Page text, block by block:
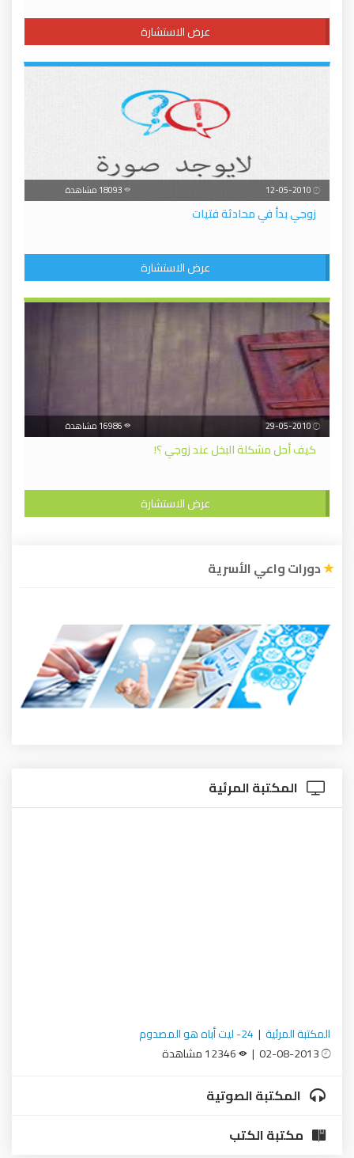
عرض الاستشارة
زوجي بدأ في محادثة فتيات
عرض الاستشارة
كيف أحل مشكلة البخل عند زوجي ؟!
عرض الاستشارة
دورات واعي الأسرية
المكتبة المرئية
المكتبة المرئية | 24- ليت أباه هو المصدوم
المكتبة الصوتية
مكتبة الكتب